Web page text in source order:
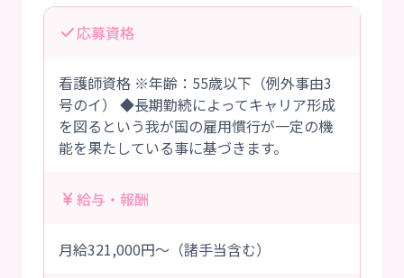
応募資格
看護師資格 ※年齢：55歳以下（例外事由3
号のイ） ◆長期勤続によってキャリア形成
を図るという我が国の雇用慣行が一定の機
能を果たしている事に基づきます。
給与・報酬
月給321,000円～（諸手当含む）